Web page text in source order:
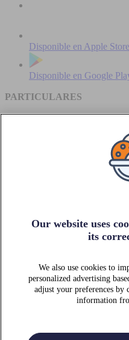
Disponible en Apple Store
Disponible en Google
PARTICULARES
Encuentra tu
Ciudades telpark
Nuestros productos
Carga eléctrica
Promociones
Resuelve tus dudas
Soluciones para empresas
Conócenos
Area inversores
Política de privacidad
Our website uses
its
We also use cookies to
personalized advertising
adjust your preferences
information